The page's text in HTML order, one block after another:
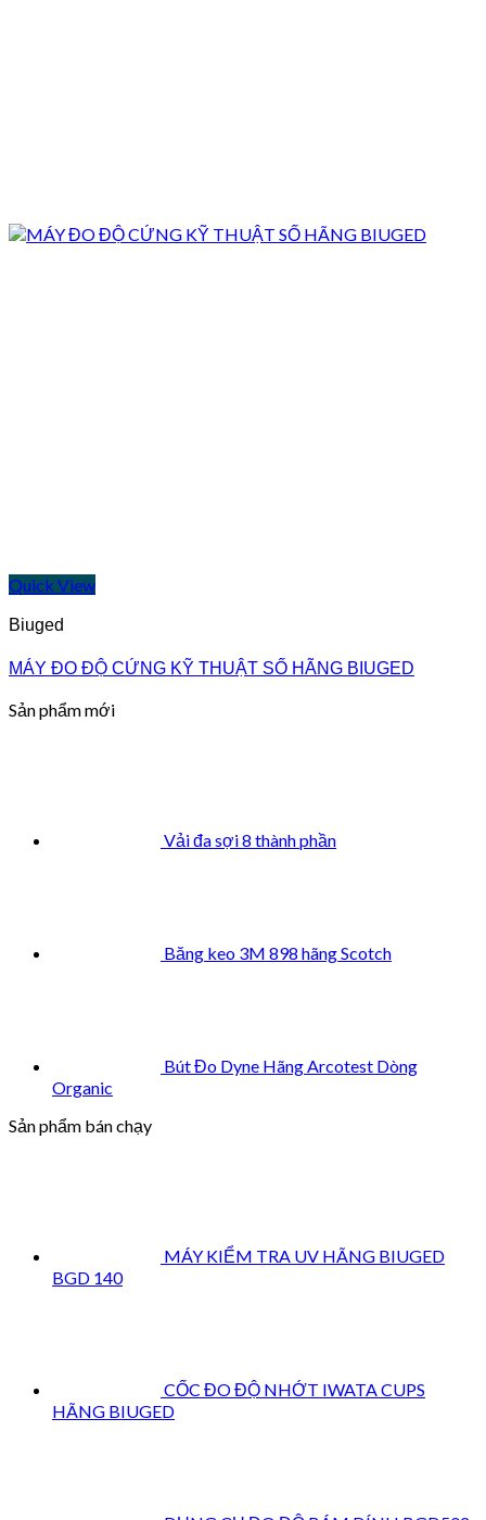
Quick View
Biuged
MÁY ĐO ĐỘ CỨNG KỸ THUẬT SỐ HÃNG BIUGED
Sản phẩm mới
Vải đa sợi 8 thành phần
Băng keo 3M 898 hãng Scotch
Bút Đo Dyne Hãng Arcotest Dòng
Organic
Sản phẩm bán chạy
MÁY KIỂM TRA UV HÃNG BIUGED
BGD 140
CỐC ĐO ĐỘ NHỚT IWATA CUPS
HÃNG BIUGED